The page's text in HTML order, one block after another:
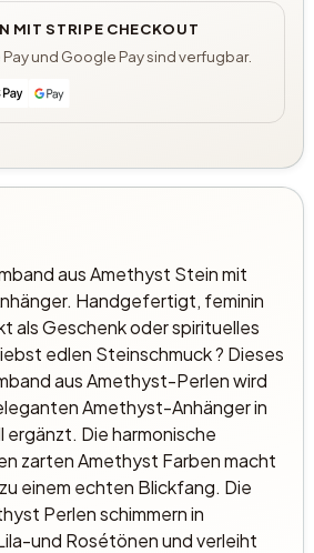
MIT STRIPE CHECKOUT
Pay und Google Pay sind verfugbar.
aus Amethyst Stein mit
Handgefertigt, feminin
als Geschenk oder spirituelles
edlen Steinschmuck ? Dieses
aus Amethyst-Perlen wird
Amethyst-Anhänger in
Die harmonische
zarten Amethyst Farben macht
einem echten Blickfang. Die
Perlen schimmern in
und Rosétönen und verleiht